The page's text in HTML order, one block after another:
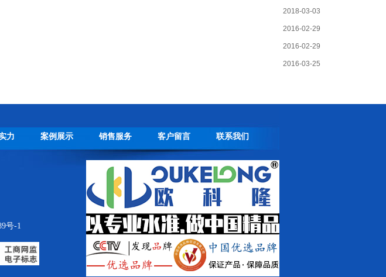
2018-03-03
2016-02-29
2016-02-29
2016-03-25
力 案例展示 销售服务 客户留言 联系我们
号-1